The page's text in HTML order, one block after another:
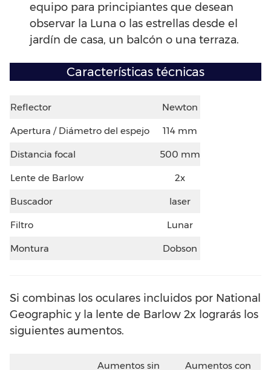
equipo para principiantes que desean
observar la Luna o las estrellas desde el
jardín de casa, un balcón o una terraza.
Características técnicas
Reflector Newton
Apertura / Diámetro del espejo 114 mm
Distancia focal 500 mm
Lente de Barlow 2x
Buscador laser
Filtro Lunar
Montura Dobson
Si combinas los oculares incluidos por National
Geographic y la lente de Barlow 2x lograrás los
siguientes aumentos.
Aumentos sin Aumentos con